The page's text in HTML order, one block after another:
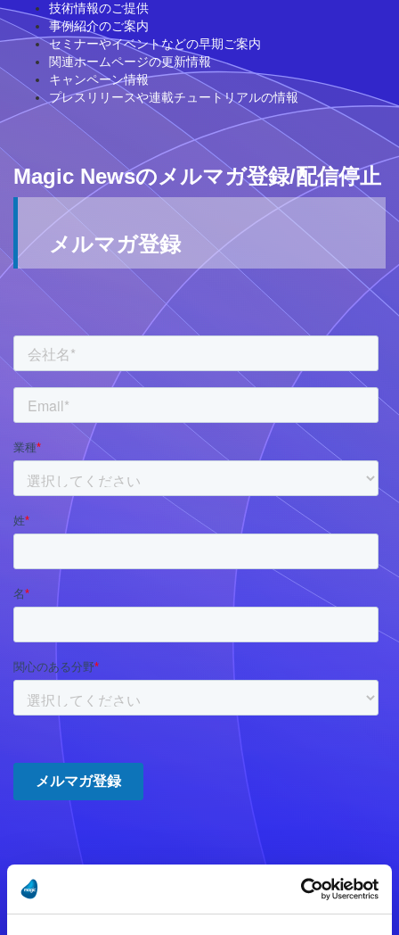
技術情報のご提供
事例紹介のご案内
セミナーやイベントなどの早期ご案内
関連ホームページの更新情報
キャンペーン情報
プレスリリースや連載チュートリアルの情報
Magic Newsのメルマガ登録/配信停止
メルマガ登録
注意事項